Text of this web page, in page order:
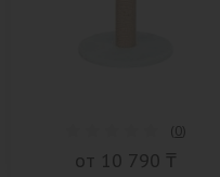
(0)
от 10 790 ₸